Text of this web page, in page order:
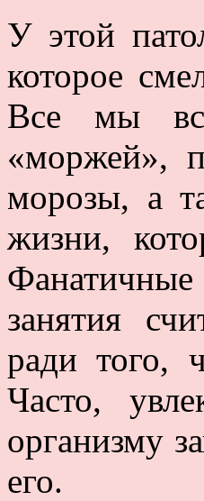
У этой
которое
Все мы
«моржей»,
морозы, а
жизни,
занятия
ради того,
Часто,
организму
его.